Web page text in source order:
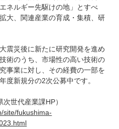
ネルギー先駆けの地」とすべ
大、関連産業の育成・集積、研
震災後に新たに研究開発を進め
術のうち、市場性の高い技術の
事業に対し、その経費の一部を
度新規分の2次公募中です。
世代産業課HP）
site/fukushima-